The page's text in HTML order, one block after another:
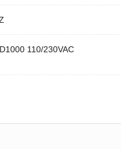
110/230VAC